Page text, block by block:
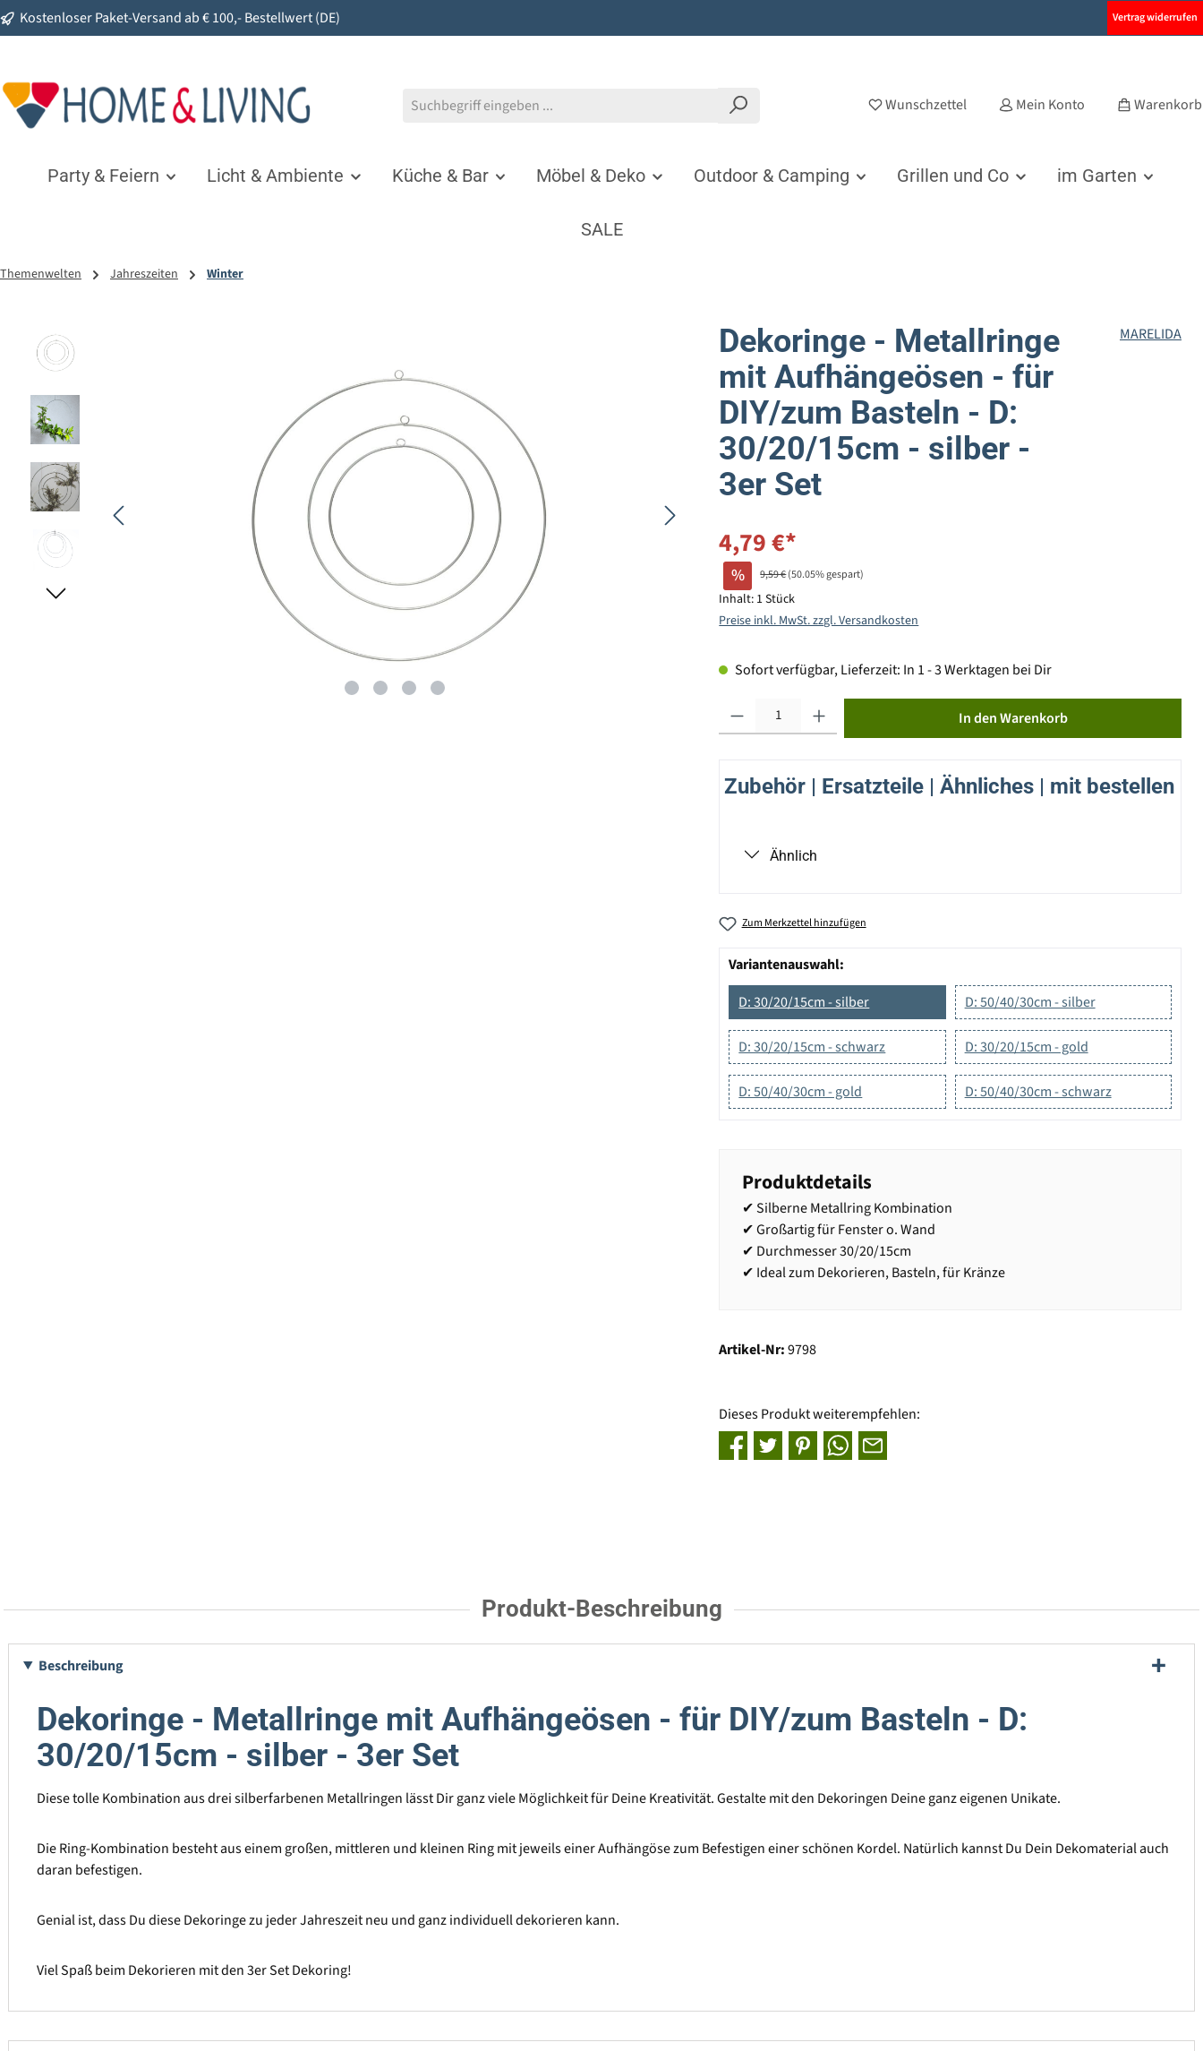
Zur Hauptnavigation springen
Kostenloser Paket-Versand ab € 100,- Bestellwert (DE) Vertrag widerrufen
Wunschzettel Mein Konto Warenkorb
Party & Feiern Licht & Ambiente Küche & Bar Möbel & Deko Outdoor & Camping Grillen und Co im Garten
SALE
Themenwelten Jahreszeiten Winter
Bildergalerie überspringen
Dekoringe - Metallringe
mit Aufhängeösen - für
DIY/zum Basteln - D:
30/20/15cm - silber -
3er Set
MARELIDA
4,79 €*
% 9,59 €(50.05% gespart)
Inhalt: 1 Stück
Preise inkl. MwSt. zzgl. Versandkosten
Sofort verfügbar, Lieferzeit: In 1 - 3 Werktagen bei Dir
In den Warenkorb
Zubehör | Ersatzteile | Ähnliches | mit bestellen
Ähnlich
Zum Merkzettel hinzufügen
Variantenauswahl:
D: 30/20/15cm - silber
D: 50/40/30cm - silber
D: 30/20/15cm - schwarz D: 30/20/15cm - gold
D: 50/40/30cm - gold D: 50/40/30cm - schwarz
Produktdetails
✔ Silberne Metallring Kombination
✔ Großartig für Fenster o. Wand
✔ Durchmesser 30/20/15cm
✔ Ideal zum Dekorieren, Basteln, für Kränze
Artikel-Nr:9798
Dieses Produkt weiterempfehlen:
Produkt-Beschreibung
Beschreibung
Dekoringe - Metallringe mit Aufhängeösen - für DIY/zum Basteln - D:
30/20/15cm - silber - 3er Set
Diese tolle Kombination aus drei silberfarbenen Metallringen lässt Dir ganz viele Möglichkeit für Deine Kreativität. Gestalte mit den Dekoringen Deine ganz eigenen Unikate.
Die Ring-Kombination besteht aus einem großen, mittleren und kleinen Ring mit jeweils einer Aufhängöse zum Befestigen einer schönen Kordel. Natürlich kannst Du Dein Dekomaterial auch
daran befestigen.
Genial ist, dass Du diese Dekoringe zu jeder Jahreszeit neu und ganz individuell dekorieren kann.
Viel Spaß beim Dekorieren mit den 3er Set Dekoring!